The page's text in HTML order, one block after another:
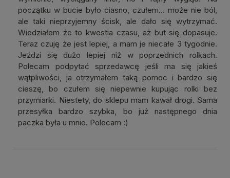
początku w bucie było ciasno, czułem... może nie ból,
ale taki nieprzyjemny ścisk, ale dało się wytrzymać.
Wiedziałem że to kwestia czasu, aż but się dopasuje.
Teraz czuję że jest lepiej, a mam je niecałe 3 tygodnie.
Jeździ się dużo lepiej niż w poprzednich rolkach.
Polecam podpytać sprzedawcę jeśli ma się jakieś
wątpliwości, ja otrzymałem taką pomoc i bardzo się
cieszę, bo czułem się niepewnie kupując rolki bez
przymiarki. Niestety, do sklepu mam kawał drogi. Sama
przesyłka bardzo szybka, bo już następnego dnia
paczka była u mnie. Polecam :)